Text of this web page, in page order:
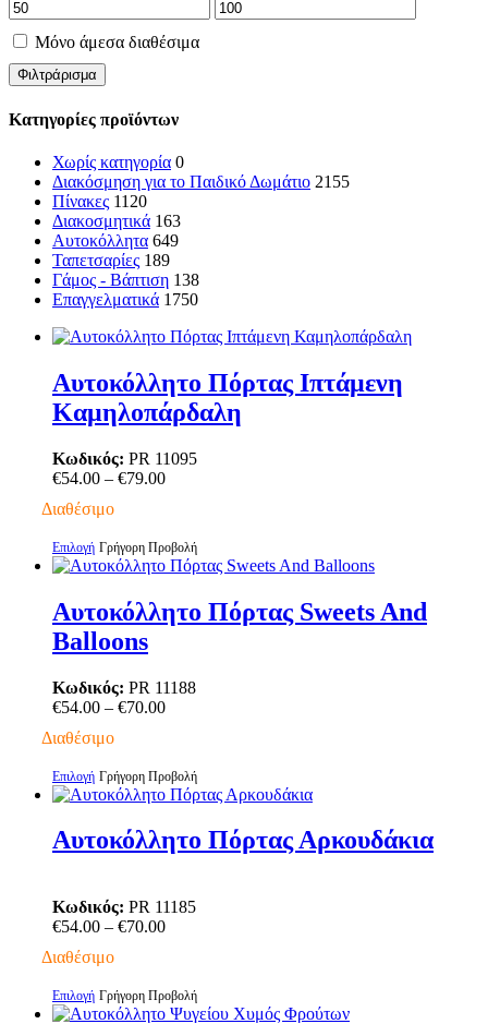
Μόνο άμεσα διαθέσιμα
Φιλτράρισμα
Κατηγορίες προϊόντων
Χωρίς κατηγορία 0
Διακόσμηση για το Παιδικό Δωμάτιο 2155
Πίνακες 1120
Διακοσμητικά 163
Αυτοκόλλητα 649
Ταπετσαρίες 189
Γάμος - Βάπτιση 138
Επαγγελματικά 1750
Αυτοκόλλητο Πόρτας Ιπτάμενη
Καμηλοπάρδαλη
Κωδικός: PR 11095
€54.00 – €79.00Price
€79.00
Διαθέσιμο
Επιλογή Αυτό
το
πολλαπλές
παραλλαγές.
επιλογές
μπορούν
επιλεγούν
σελίδα
του
Γρήγορη Προβολή
Αυτοκόλλητο Πόρτας Sweets And
Balloons
Κωδικός: PR 11188
€54.00 – €70.00Price
€70.00
Διαθέσιμο
Επιλογή Αυτό
το
έχει
πολλαπλές
επιλογές
μπορούν
να
επιλεγούν
στη
σελίδα
Γρήγορη Προβολή
Αυτοκόλλητο Πόρτας Αρκουδάκια
Κωδικός: PR 11185
€54.00 – €70.00Price
€70.00
Διαθέσιμο
Επιλογή Αυτό
το
Γρήγορη Προβολή